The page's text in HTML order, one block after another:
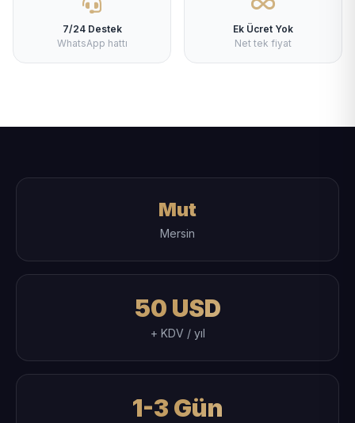
7/24 Destek
WhatsApp hattı
Ek Ücret Yok
Net tek fiyat
Mut
Mersin
50 USD
+ KDV / yıl
1-3 Gün